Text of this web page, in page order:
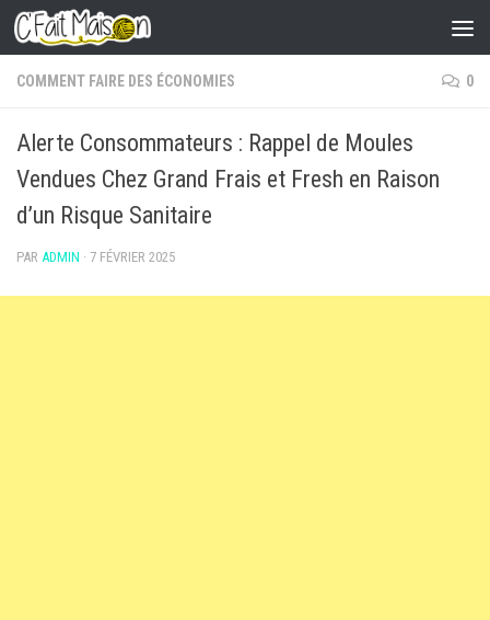
Skip to content
COMMENT FAIRE DES ÉCONOMIES 0
Alerte Consommateurs : Rappel de Moules
Vendues Chez Grand Frais et Fresh en Raison
d’un Risque Sanitaire
PAR ADMIN · 7 FÉVRIER 2025